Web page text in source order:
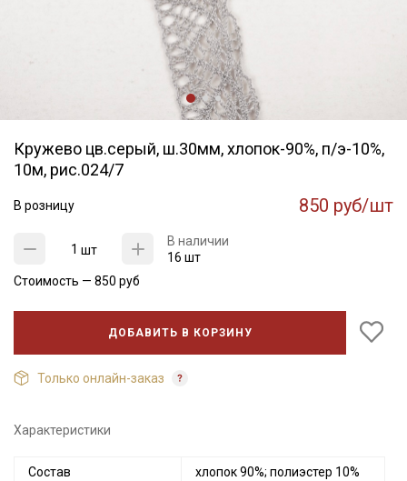
Кружево цв.серый, ш.30мм, хлопок-90%, п/э-10%,
10м, рис.024/7
В розницу 850 руб/шт
шт
В наличии
16 шт
Стоимость — 850 руб
ДОБАВИТЬ В КОРЗИНУ
Только онлайн-заказ
Характеристики
Состав хлопок 90%; полиэстер 10%